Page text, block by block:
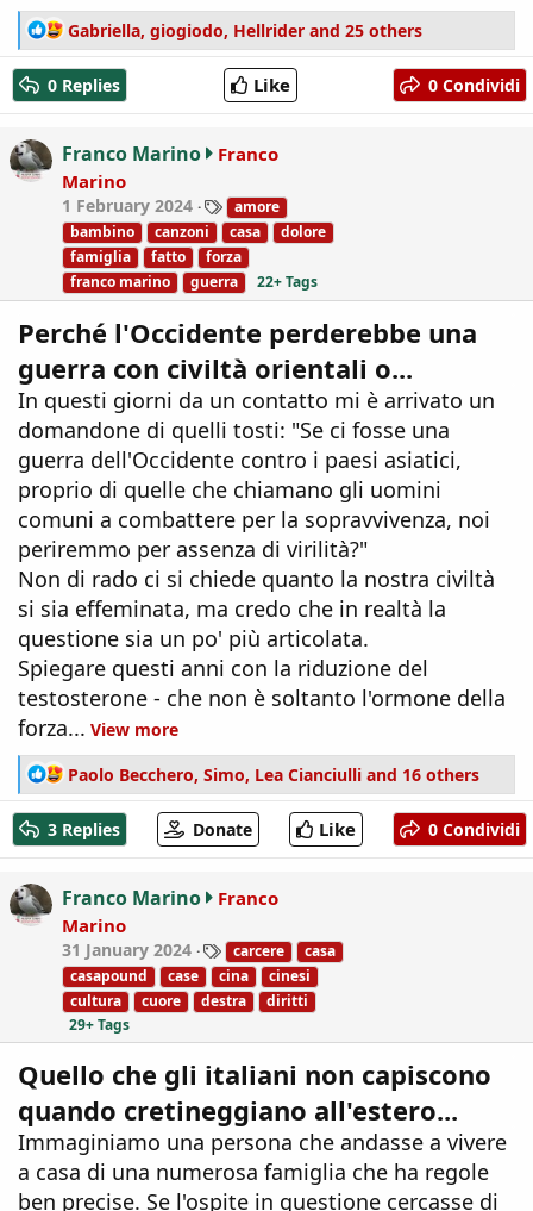
R
e
a
c
t
i
o
n
s
Gabriella, giogiodo, Hellrider and 25 others
0 Replies Like 0 Condividi
Franco Marino
Franco
Marino
1 February 2024
T
a
g
s
amore
bambino
canzoni casa
dolore
famiglia
fatto
forza
franco marino
guerra 22+ Tags
Perché l'Occidente perderebbe una
guerra con civiltà orientali o...
In questi giorni da un contatto mi è arrivato un
domandone di quelli tosti: "Se ci fosse una
guerra dell'Occidente contro i paesi asiatici,
proprio di quelle che chiamano gli uomini
comuni a combattere per la sopravvivenza, noi
periremmo per assenza di virilità?"
Non di rado ci si chiede quanto la nostra civiltà
si sia effeminata, ma credo che in realtà la
questione sia un po' più articolata.
Spiegare questi anni con la riduzione del
testosterone - che non è soltanto l'ormone della
forza... View more
R
e
a
c
t
i
o
n
s
:
Paolo Becchero, Simo, Lea Cianciulli and 16 others
3 Replies Donate Like 0 Condividi
Franco Marino
Franco
Marino
31 January 2024
T
a
g
s
carcere
casa
casapound
case cina
cinesi
cultura
cuore destra
diritti
29+ Tags
Quello che gli italiani non capiscono
quando cretineggiano all'estero...
Immaginiamo una persona che andasse a vivere
a casa di una numerosa famiglia che ha regole
ben precise. Se l'ospite in questione cercasse di